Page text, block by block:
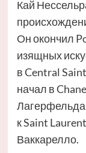
Кай
Он окончил
изящных
в Central
начал в
к Saint
Ваккарелло.